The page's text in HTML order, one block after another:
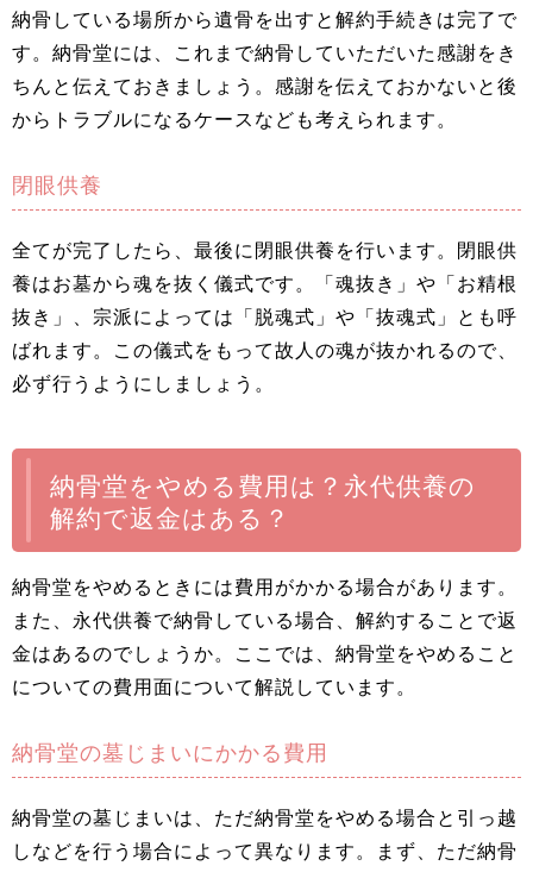
納骨している場所から遺骨を出すと解約手続きは完了で
す。納骨堂には、これまで納骨していただいた感謝をき
ちんと伝えておきましょう。感謝を伝えておかないと後
からトラブルになるケースなども考えられます。
閉眼供養
全てが完了したら、最後に閉眼供養を行います。閉眼供
養はお墓から魂を抜く儀式です。「魂抜き」や「お精根
抜き」、宗派によっては「脱魂式」や「抜魂式」とも呼
ばれます。この儀式をもって故人の魂が抜かれるので、
必ず行うようにしましょう。
納骨堂をやめる費用は？永代供養の
解約で返金はある？
納骨堂をやめるときには費用がかかる場合があります。
また、永代供養で納骨している場合、解約することで返
金はあるのでしょうか。ここでは、納骨堂をやめること
についての費用面について解説しています。
納骨堂の墓じまいにかかる費用
納骨堂の墓じまいは、ただ納骨堂をやめる場合と引っ越
しなどを行う場合によって異なります。まず、ただ納骨